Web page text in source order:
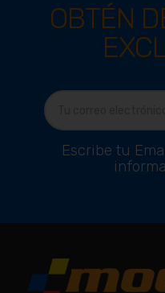
OBTÉN
Escribe tu